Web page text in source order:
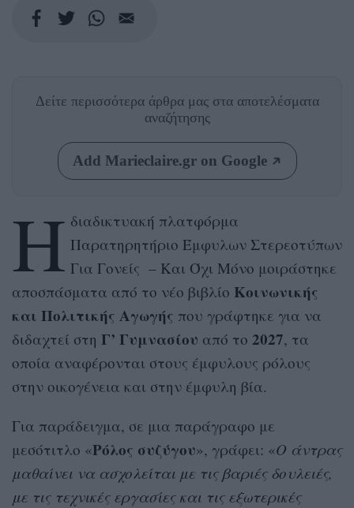
Δείτε περισσότερα άρθρα μας στα αποτελέσματα
αναζήτησης
Add Marieclaire.gr on Google
Η διαδικτυακή πλατφόρμα
Παρατηρητήριο Έμφυλων Στερεοτύπων
Για Γονείς – Και Όχι Μόνο μοιράστηκε
αποσπάσματα από το νέο βιβλίο Κοινωνικής
και Πολιτικής Αγωγής που γράφτηκε για να
διδαχτεί στη Γ’ Γυμνασίου από το 2027, τα
οποία αναφέρονται στους έμφυλους ρόλους
στην οικογένεια και στην έμφυλη βία.
Για παράδειγμα, σε μια παράγραφο με
μεσότιτλο «Ρόλος συζύγου», γράφει: «Ο άντρας
μαθαίνει να ασχολείται με τις βαριές δουλειές,
με τις τεχνικές εργασίες και τις εξωτερικές